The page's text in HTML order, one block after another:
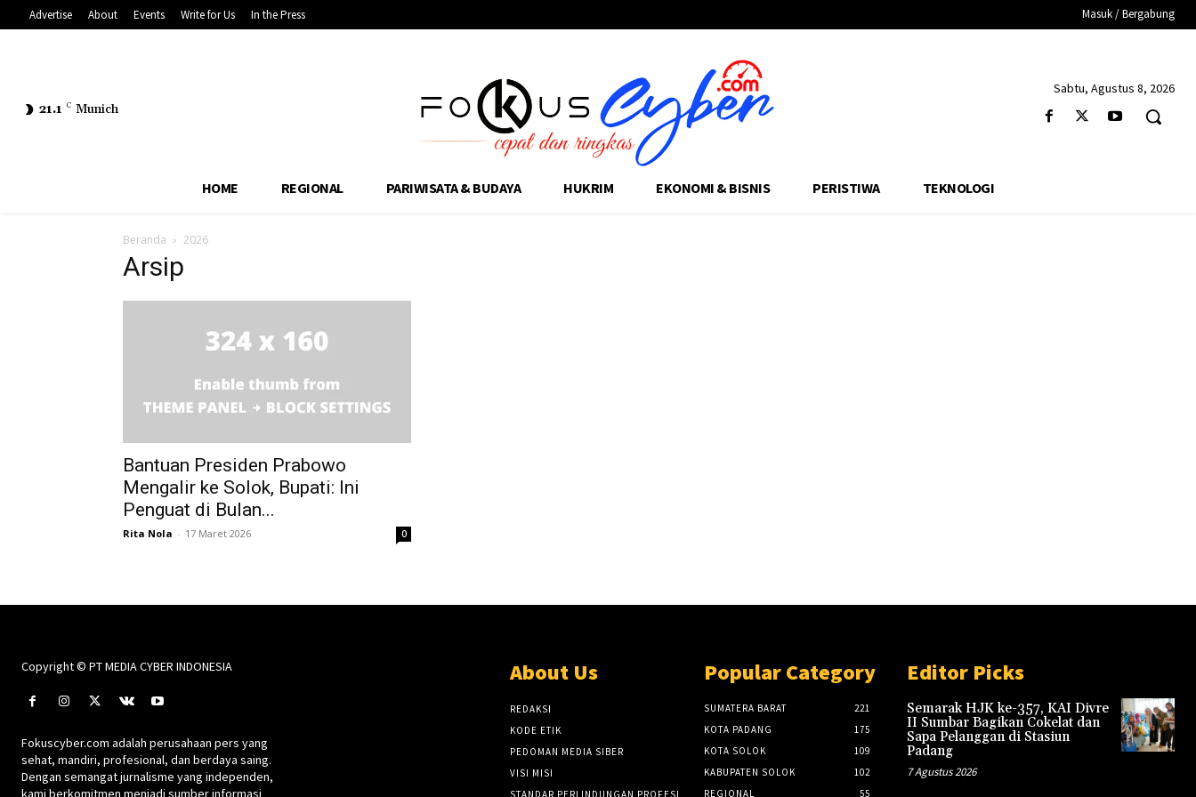
Advertise About Events Write for Us In the Press Masuk / Bergabung
21.1 C Munich
Sabtu, Agustus 8, 2026
HOME REGIONAL PARIWISATA & BUDAYA HUKRIM EKONOMI & BISNIS PERISTIWA TEKNOLOGI
Beranda 2026
Arsip
Bantuan Presiden Prabowo
Mengalir ke Solok, Bupati: Ini
Penguat di Bulan...
Rita Nola - 17 Maret 2026 0
Copyright © PT MEDIA CYBER INDONESIA
Fokuscyber.com adalah perusahaan pers yang
sehat, mandiri, profesional, dan berdaya saing.
Dengan semangat jurnalisme yang independen,
kami berkomitmen menjadi sumber informasi
About Us
REDAKSI
KODE ETIK
PEDOMAN MEDIA SIBER
VISI MISI
STANDAR PERLINDUNGAN PROFESI
Popular Category
SUMATERA BARAT
221
KOTA PADANG
175
KOTA SOLOK
109
KABUPATEN SOLOK
102
REGIONAL
55
Editor Picks
Semarak HJK ke-357, KAI Divre
II Sumbar Bagikan Cokelat dan
Sapa Pelanggan di Stasiun
Padang
7 Agustus 2026